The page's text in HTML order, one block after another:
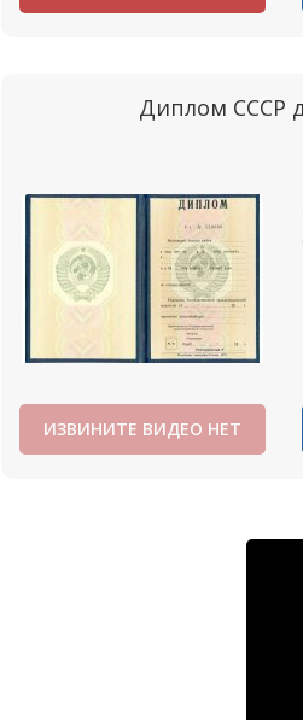
Диплом СССР
ИЗВИНИТЕ ВИДЕО НЕТ